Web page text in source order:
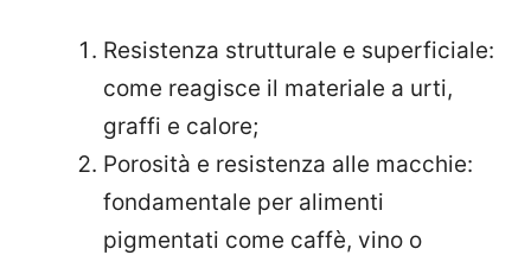
Resistenza strutturale e superficiale:
come reagisce il materiale a urti,
graffi e calore;
Porosità e resistenza alle macchie:
fondamentale per alimenti
pigmentati come caffè, vino o